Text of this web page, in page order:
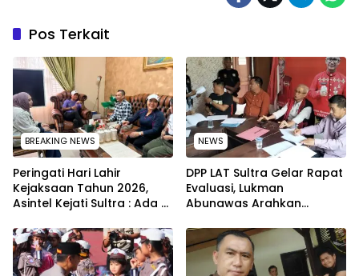
Pos Terkait
BREAKING NEWS
Peringati Hari Lahir
Kejaksaan Tahun 2026,
Asintel Kejati Sultra : Ada
sampai Adhyaksa Run
NEWS
‎DPP LAT Sultra Gelar Rapat
Evaluasi, Lukman
Abunawas Arahkan
Secara Rutin dan
Menyeluruh